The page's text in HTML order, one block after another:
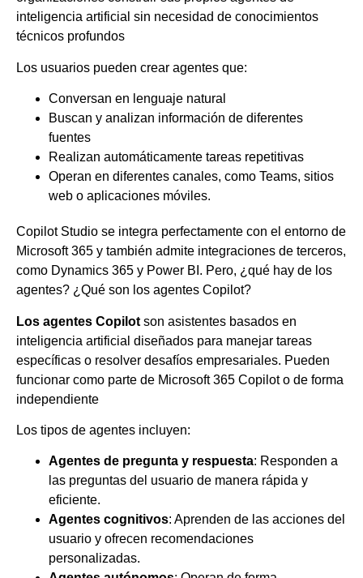
inteligencia artificial sin necesidad de conocimientos
técnicos profundos
Los usuarios pueden crear agentes que:
Conversan en lenguaje natural
Buscan y analizan información de diferentes
fuentes
Realizan automáticamente tareas repetitivas
Operan en diferentes canales, como Teams, sitios
web o aplicaciones móviles.
Copilot Studio se integra perfectamente con el entorno de
Microsoft 365 y también admite integraciones de terceros,
como Dynamics 365 y Power BI. Pero, ¿qué hay de los
agentes? ¿Qué son los agentes Copilot?
Los agentes Copilot son asistentes basados en
inteligencia artificial diseñados para manejar tareas
específicas o resolver desafíos empresariales. Pueden
funcionar como parte de Microsoft 365 Copilot o de forma
independiente
Los tipos de agentes incluyen:
Agentes de pregunta y respuesta: Responden a
las preguntas del usuario de manera rápida y
eficiente.
Agentes cognitivos: Aprenden de las acciones del
usuario y ofrecen recomendaciones
personalizadas.